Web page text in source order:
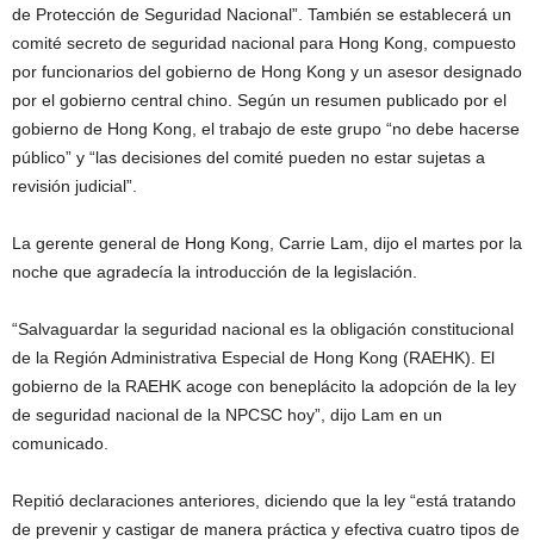
de Protección de Seguridad Nacional”. También se establecerá un
comité secreto de seguridad nacional para Hong Kong, compuesto
por funcionarios del gobierno de Hong Kong y un asesor designado
por el gobierno central chino. Según un resumen publicado por el
gobierno de Hong Kong, el trabajo de este grupo “no debe hacerse
público” y “las decisiones del comité pueden no estar sujetas a
revisión judicial”.
La gerente general de Hong Kong, Carrie Lam, dijo el martes por la
noche que agradecía la introducción de la legislación.
“Salvaguardar la seguridad nacional es la obligación constitucional
de la Región Administrativa Especial de Hong Kong (RAEHK). El
gobierno de la RAEHK acoge con beneplácito la adopción de la ley
de seguridad nacional de la NPCSC hoy”, dijo Lam en un
comunicado.
Repitió declaraciones anteriores, diciendo que la ley “está tratando
de prevenir y castigar de manera práctica y efectiva cuatro tipos de